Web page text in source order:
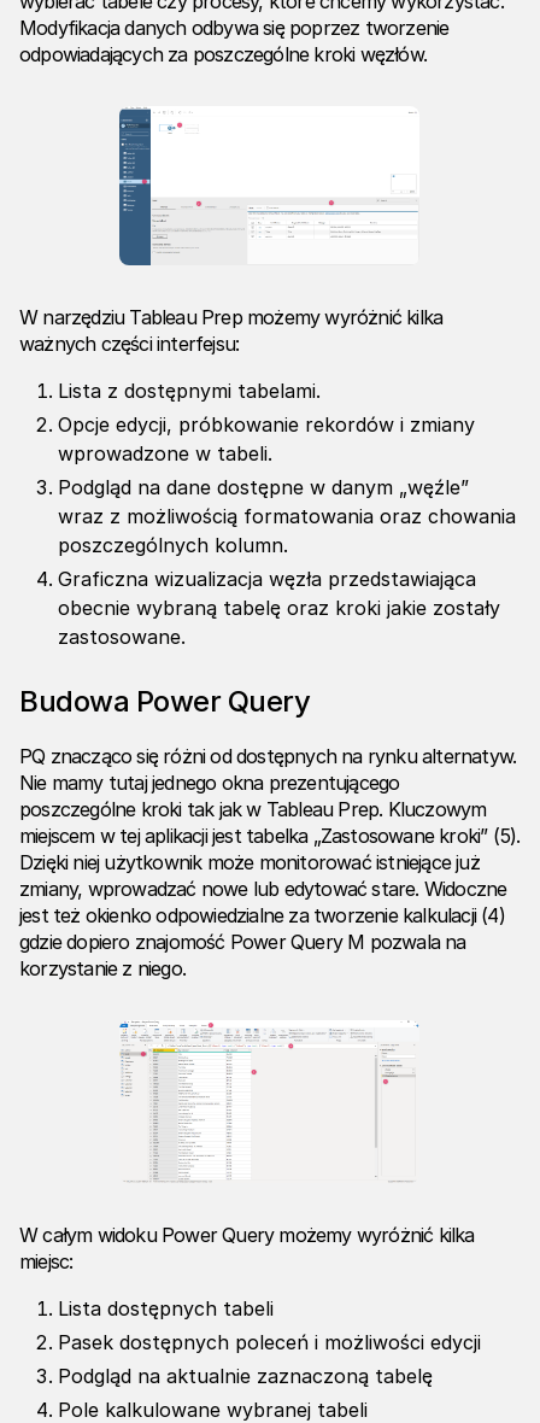
Modyfikacja danych odbywa się poprzez tworzenie
odpowiadających za poszczególne kroki węzłów.
W narzędziu Tableau Prep możemy wyróżnić kilka
ważnych części interfejsu:
Lista z dostępnymi tabelami.
Opcje edycji, próbkowanie rekordów i zmiany
wprowadzone w tabeli.
Podgląd na dane dostępne w danym „węźle”
wraz z możliwością formatowania oraz chowania
poszczególnych kolumn.
Graficzna wizualizacja węzła przedstawiająca
obecnie wybraną tabelę oraz kroki jakie zostały
zastosowane.
Budowa Power Query
PQ znacząco się różni od dostępnych na rynku alternatyw.
Nie mamy tutaj jednego okna prezentującego
poszczególne kroki tak jak w Tableau Prep. Kluczowym
miejscem w tej aplikacji jest tabelka „Zastosowane kroki” (5).
Dzięki niej użytkownik może monitorować istniejące już
zmiany, wprowadzać nowe lub edytować stare. Widoczne
jest też okienko odpowiedzialne za tworzenie kalkulacji (4)
gdzie dopiero znajomość Power Query M pozwala na
korzystanie z niego.
W całym widoku Power Query możemy wyróżnić kilka
miejsc:
Lista dostępnych tabeli
Pasek dostępnych poleceń i możliwości edycji
Podgląd na aktualnie zaznaczoną tabelę
Pole kalkulowane wybranej tabeli